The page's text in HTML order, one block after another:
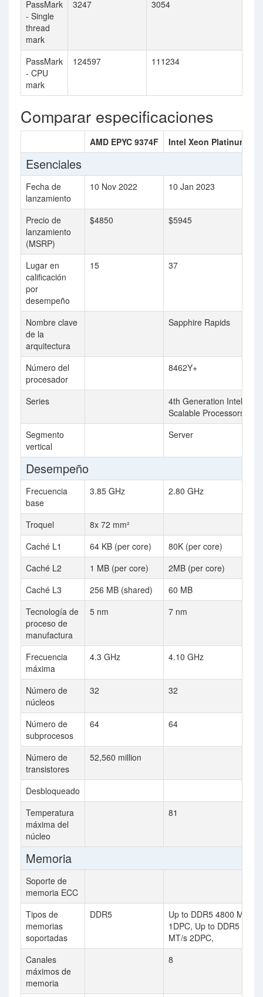
PassMark
- Single
thread
mark
3247 3054
PassMark
- CPU
mark
124597 111234
Comparar especificaciones
AMD EPYC 9374F Intel Xeon Platinum
Esenciales
Fecha de
lanzamiento
10 Nov 2022 10 Jan 2023
Precio de
lanzamiento
(MSRP)
$4850 $5945
Lugar en
calificación
por
desempeño
15 37
Nombre clave
de la
arquitectura
Sapphire Rapids
Número del
procesador
8462Y+
Series
4th Generation Intel
Scalable Processors
Segmento
vertical
Server
Desempeño
Frecuencia
base
3.85 GHz 2.80 GHz
Troquel
8x 72 mm²
Caché L1
64 KB (per core)
80K (per core)
Caché L2
1 MB (per core)
2MB (per core)
Caché L3
256 MB (shared)
60 MB
Tecnología de
proceso de
manufactura
5 nm 7 nm
Frecuencia
máxima
4.3 GHz 4.10 GHz
Número de
núcleos
32 32
Número de
subprocesos
64 64
Número de
transistores
52,560 million
Desbloqueado
Temperatura
máxima del
núcleo
81
Memoria
Soporte de
memoria ECC
Tipos de
memorias
soportadas
DDR5
Up to DDR5 4800 MT/s
1DPC, Up to DDR5 4400
MT/s 2DPC,
Canales
máximos de
memoria
8